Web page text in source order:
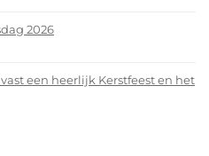
2026
een heerlijk Kerstfeest en het